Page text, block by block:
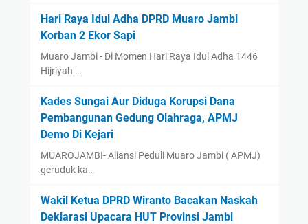
Hari Raya Idul Adha DPRD Muaro Jambi
Korban 2 Ekor Sapi
Muaro Jambi - Di Momen Hari Raya Idul Adha 1446
Hijriyah …
Kades Sungai Aur Diduga Korupsi Dana
Pembangunan Gedung Olahraga, APMJ
Demo Di Kejari
MUAROJAMBI- Aliansi Peduli Muaro Jambi ( APMJ)
geruduk ka…
Wakil Ketua DPRD Wiranto Bacakan Naskah
Deklarasi Upacara HUT Provinsi Jambi